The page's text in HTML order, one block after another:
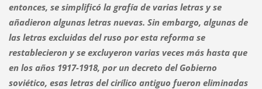
entonces, se simplificó la grafía de varias letras y se
añadieron algunas letras nuevas. Sin embargo, algunas de
las letras excluidas del ruso por esta reforma se
restablecieron y se excluyeron varias veces más hasta que
en los años 1917-1918, por un decreto del Gobierno
soviético, esas letras del cirílico antiguo fueron eliminadas